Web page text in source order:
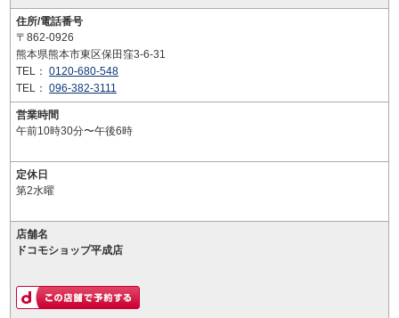
住所/電話番号
〒862-0926
熊本県熊本市東区保田窪3-6-31
TEL： 0120-680-548
TEL： 096-382-3111
営業時間
午前10時30分〜午後6時
定休日
第2水曜
店舗名
ドコモショップ平成店